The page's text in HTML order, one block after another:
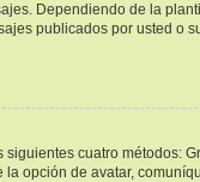
Dependiendo de la
publicados por usted o
cuatro métodos:
opción de avatar,